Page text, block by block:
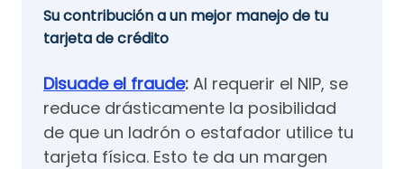
Su contribución a un mejor manejo de tu
tarjeta de crédito
Disuade el fraude: Al requerir el NIP, se
reduce drásticamente la posibilidad
de que un ladrón o estafador utilice tu
tarjeta física. Esto te da un margen